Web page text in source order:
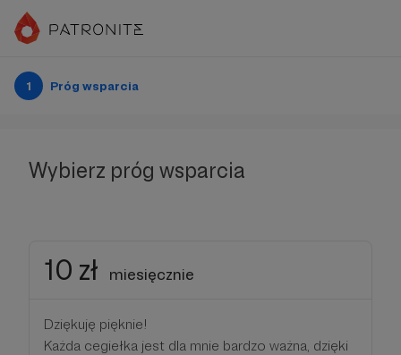
1 Próg wsparcia
Wybierz próg wsparcia
10 zł miesięcznie
Dziękuję pięknie!
Każda cegiełka jest dla mnie bardzo ważna, dzięki